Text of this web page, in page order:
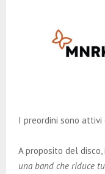
I preordini sono attivi
A proposito del
una band che riduce